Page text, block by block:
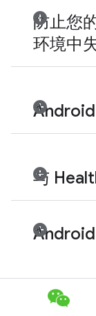
防止您
环境中
与